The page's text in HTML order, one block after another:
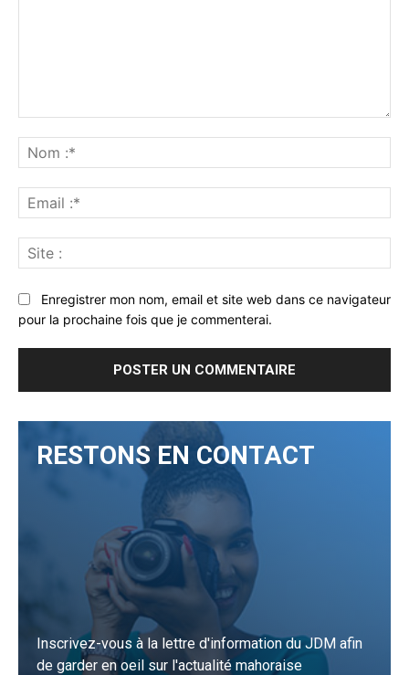
:*
:*
:
Enregistrer mon nom, email et site web dans ce navigateur
pour la prochaine fois que je commenterai.
RESTONS EN CONTACT
Inscrivez-vous à la lettre d'information du JDM afin
de garder en oeil sur l'actualité mahoraise